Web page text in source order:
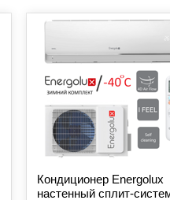
Кондиционер Energolux
настенный сплит-